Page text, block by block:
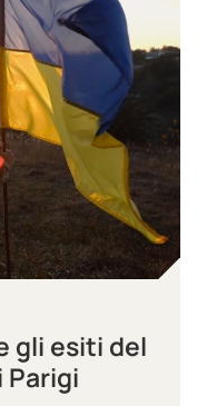
gli esiti del